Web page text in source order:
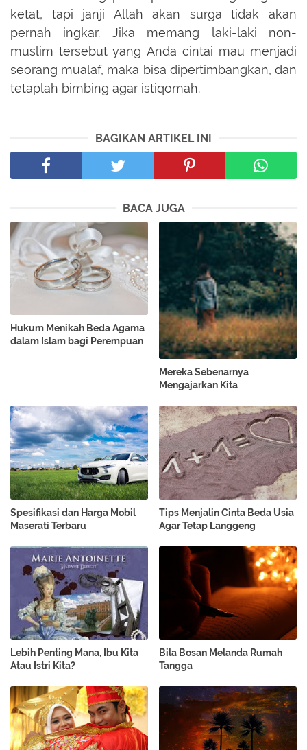
ketat, tapi janji Allah akan surga tidak akan
pernah ingkar. Jika memang laki-laki non-
muslim tersebut yang Anda cintai mau menjadi
seorang mualaf, maka bisa dipertimbangkan, dan
tetaplah bimbing agar istiqomah.
BAGIKAN ARTIKEL INI
BACA JUGA
Hukum Menikah Beda Agama
dalam Islam bagi Perempuan
Mereka Sebenarnya
Mengajarkan Kita
Spesifikasi dan Harga Mobil
Maserati Terbaru
Tips Menjalin Cinta Beda Usia
Agar Tetap Langgeng
Lebih Penting Mana, Ibu Kita
Atau Istri Kita?
Bila Bosan Melanda Rumah
Tangga